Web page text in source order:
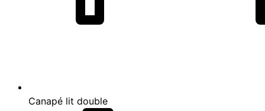
Canapé lit double